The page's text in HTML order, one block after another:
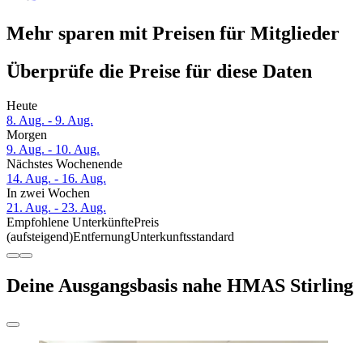
Mehr sparen mit Preisen für Mitglieder
Überprüfe die Preise für diese Daten
Heute
8. Aug. - 9. Aug.
Morgen
9. Aug. - 10. Aug.
Nächstes Wochenende
14. Aug. - 16. Aug.
In zwei Wochen
21. Aug. - 23. Aug.
Empfohlene UnterkünftePreis
(aufsteigend)EntfernungUnterkunftsstandard
Deine Ausgangsbasis nahe HMAS Stirling